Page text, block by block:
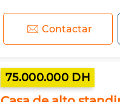
Contactar
75.000.000 DH